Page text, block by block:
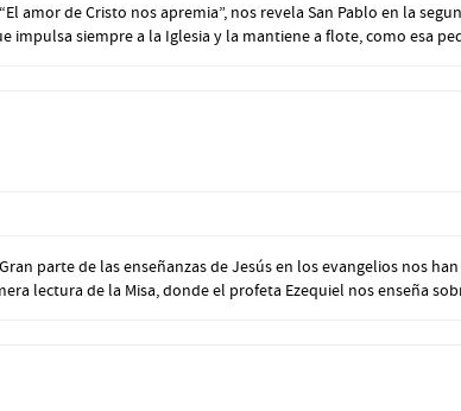
amor de Cristo nos apremia”, nos revela San Pablo en la
siempre a la Iglesia y la mantiene a flote, como esa
parte de las enseñanzas de Jesús en los evangelios nos
lectura de la Misa, donde el profeta Ezequiel nos enseña